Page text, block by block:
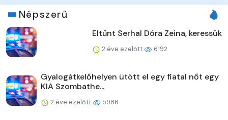
Népszerű
Eltűnt Serhal Dóra Zeina, keressük
2 éve ezelőtt 6192
Gyalogátkelőhelyen ütött el egy fiatal nőt egy
KIA Szombathe...
2 éve ezelőtt 5986